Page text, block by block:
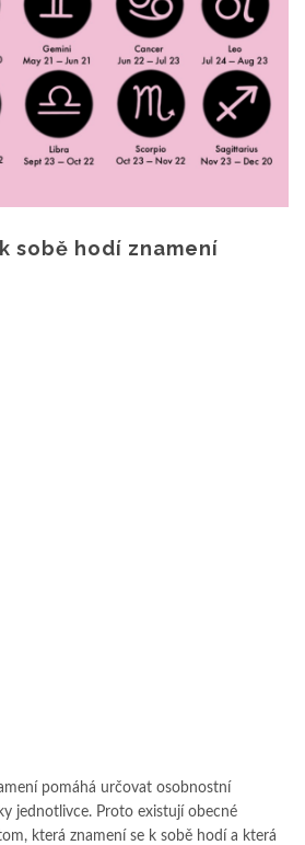
sobě hodí znamení
pomáhá určovat osobnostní
jednotlivce. Proto existují obecné
která znamení se k sobě hodí a která